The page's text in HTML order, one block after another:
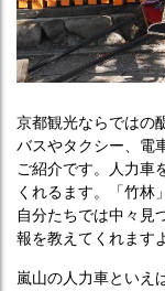
京都観光ならではの
バスやタクシー、電
ご紹介です。人力車
くれるます。「竹林
自分たちでは中々見
報を教えてくれます
嵐山の人力車といえ